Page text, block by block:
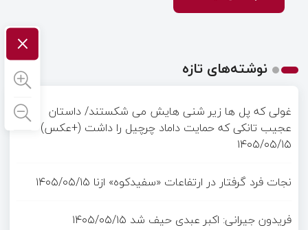
نوشته‌های تازه
غولی که پل ها زیر شنی هایش می شکستند/ داستان
عجیب تانکی که حمایت داماد چرچیل را داشت (+عکس)
۱۴۰۵/۰۵/۱۵
نجات فرد گرفتار در ارتفاعات «سفیدکوه» ازنا ۱۴۰۵/۰۵/۱۵
فریدون جیرانی: اکبر عبدی حیف شد ۱۴۰۵/۰۵/۱۵
×